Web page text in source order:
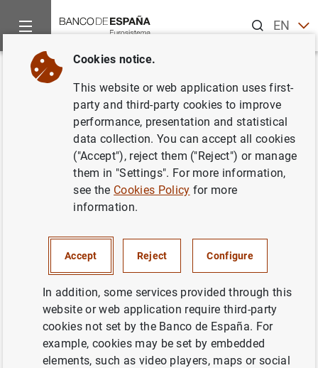
ENES
Home News and events
Back
El endeudamiento de los
hogares y el de las empresas se
redujo en el tercer trimestre de
2025, hasta el 43,1% y el 61,4%
del PIB, respectivamente,
hace 25 años
Cuentas Financieras de la Economía
Española. Tercer trimestre 2025
09/01/2026
Cookies notice.
This website or web application uses first-
party and third-party cookies to improve
performance, presentation and statistical
data collection. You can accept all cookies
("Accept"), reject them ("Reject") or manage
them in "Settings". For more information,
see the Cookies Policy for more
information.
Accept Reject Configure
In addition, some services provided through this
website or web application require third-party
cookies not set by the Banco de España. For
example, cookies may be set by embedded
elements, such as video players, maps or social